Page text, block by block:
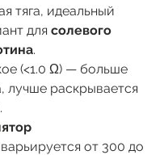
тяга, идеальный
для солевого
.
(<1.0 Ω) — больше
лучше раскрывается
от 300 до